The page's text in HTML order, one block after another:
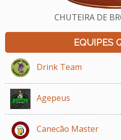
CHUTEIRA DE
EQUIPES
Drink Team
Agepeus
Canecão Master